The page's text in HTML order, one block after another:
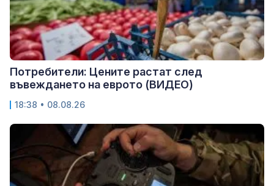
Потребители: Цените растат след
въвеждането на еврото (ВИДЕО)
18:38 • 08.08.26